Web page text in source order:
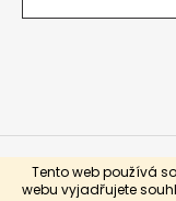
Tento web používá
webu vyjadřujete
Copyright 2026